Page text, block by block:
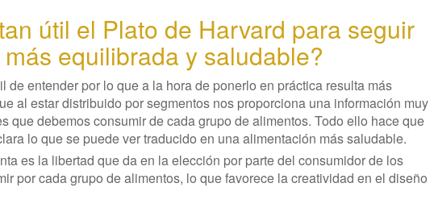
útil el Plato de Harvard para seguir
equilibrada y saludable?
de entender por lo que a la hora de ponerlo en práctica resulta más
al estar distribuido por segmentos nos proporciona una información muy
que debemos consumir de cada grupo de alimentos. Todo ello hace que
lo que se puede ver traducido en una alimentación más saludable.
es la libertad que da en la elección por parte del consumidor de los
por cada grupo de alimentos, lo que favorece la creatividad en el diseño